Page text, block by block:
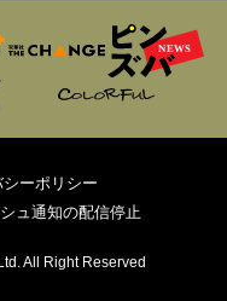
ーポリシー
ュ通知の配信停止
All Right Reserved